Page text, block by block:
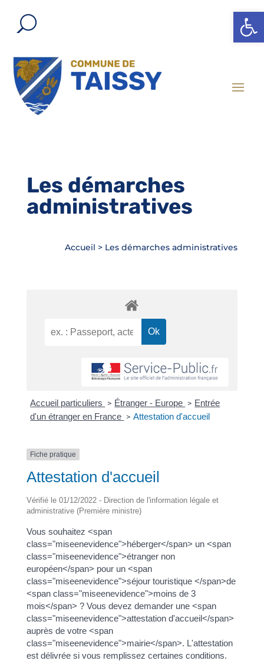
Ouvrir
Les démarches
administratives
Accueil > Les démarches administratives
Accueil particuliers > Étranger - Europe > Entrée
d'un étranger en France > Attestation d'accueil
Fiche pratique
Attestation d'accueil
Vérifié le 01/12/2022 - Direction de l'information légale et
administrative (Première ministre)
Vous souhaitez <span
class="miseenevidence">héberger</span> un <span
class="miseenevidence">étranger non
européen</span> pour un <span
class="miseenevidence">séjour touristique </span>de
<span class="miseenevidence">moins de 3
mois</span> ? Vous devez demander une <span
class="miseenevidence">attestation d'accueil</span>
auprès de votre <span
class="miseenevidence">mairie</span>. L'attestation
est délivrée si vous remplissez certaines conditions.